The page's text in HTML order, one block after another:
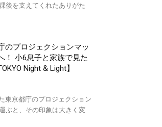
後を支えてくれたありがた
のプロジェクションマッ
！ 小6息子と家族で見た
Night & Light】
東京都庁のプロジェクション
ぶと、その印象は大きく変